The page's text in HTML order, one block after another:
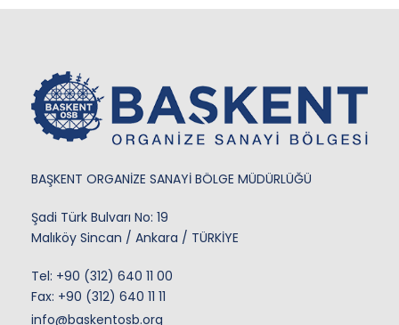
BAŞKENT ORGANİZE SANAYİ BÖLGE MÜDÜRLÜĞÜ
Şadi Türk Bulvarı No: 19
Malıköy Sincan / Ankara / TÜRKİYE
Tel: +90 (312) 640 11 00
Fax: +90 (312) 640 11 11
info@baskentosb.org